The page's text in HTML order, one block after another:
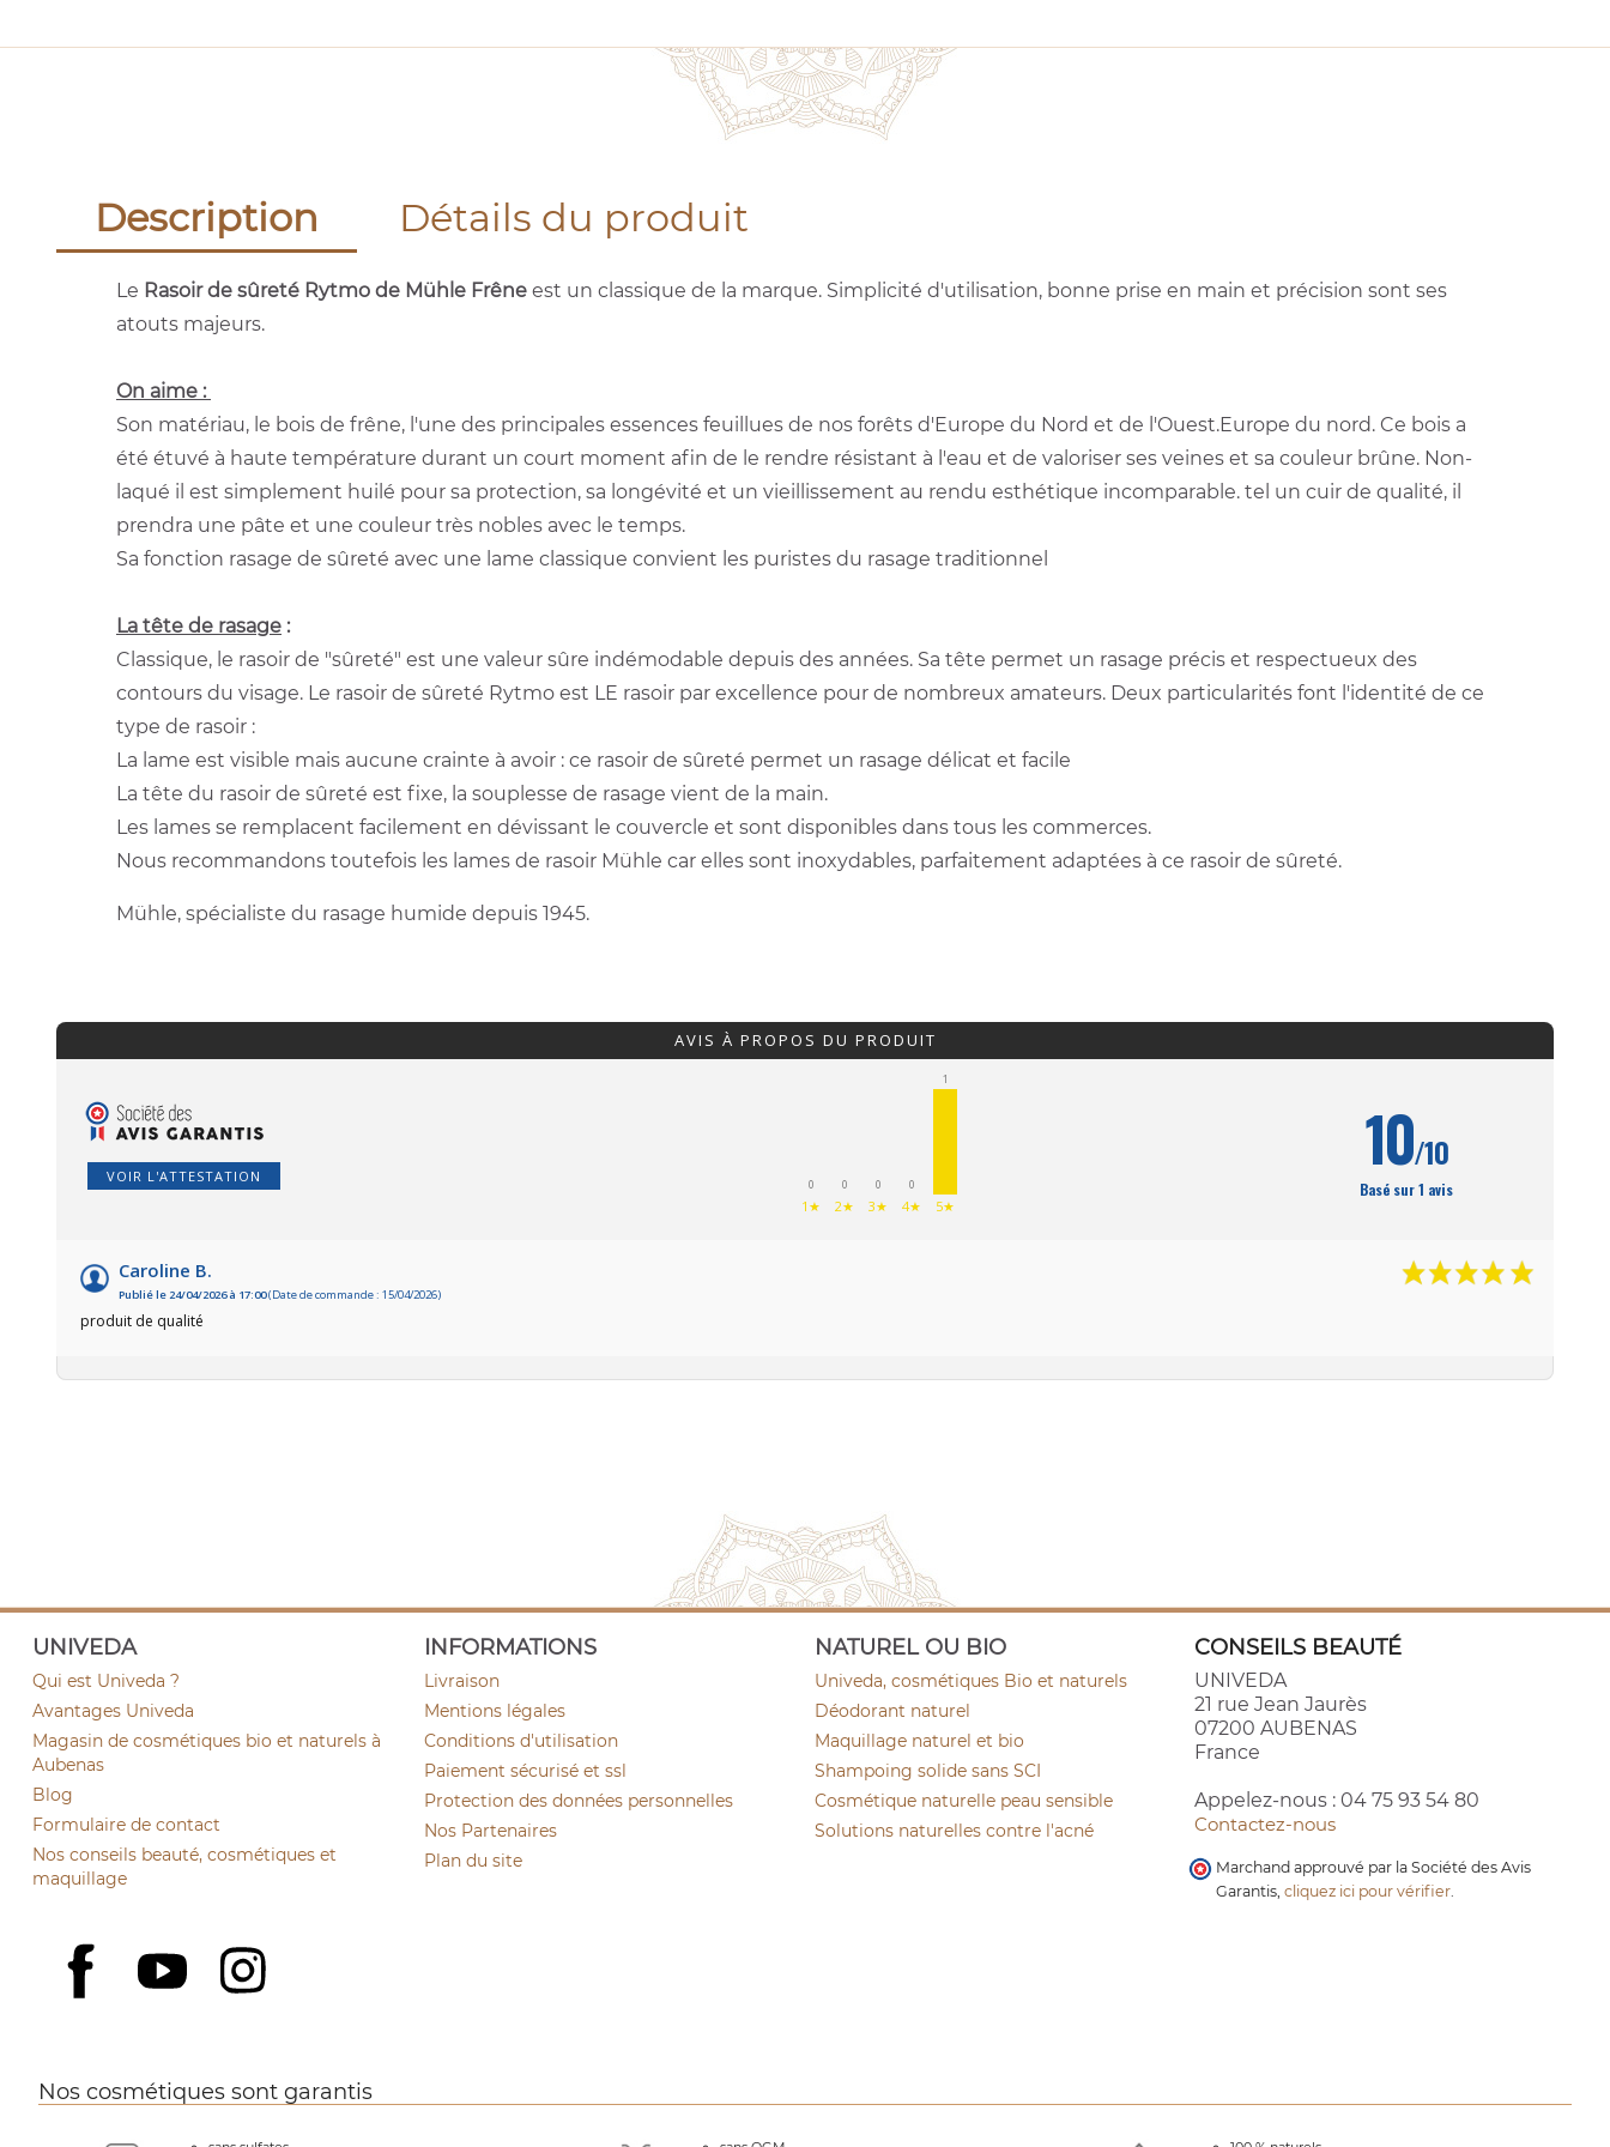
Description Détails du produit
Le Rasoir de sûreté Rytmo de Mühle Frêne est un classique de la marque. Simplicité d'utilisation, bonne prise en main et précision sont ses
atouts majeurs.
On aime :
Son matériau, le bois de frêne, l'une des principales essences feuillues de nos forêts d'Europe du Nord et de l'Ouest.Europe du nord. Ce bois a
été étuvé à haute température durant un court moment afin de le rendre résistant à l'eau et de valoriser ses veines et sa couleur brûne. Non-
laqué il est simplement huilé pour sa protection, sa longévité et un vieillissement au rendu esthétique incomparable. tel un cuir de qualité, il
prendra une pâte et une couleur très nobles avec le temps.
Sa fonction rasage de sûreté avec une lame classique convient les puristes du rasage traditionnel
La tête de rasage :
Classique, le rasoir de "sûreté" est une valeur sûre indémodable depuis des années. Sa tête permet un rasage précis et respectueux des
contours du visage. Le rasoir de sûreté Rytmo est LE rasoir par excellence pour de nombreux amateurs. Deux particularités font l'identité de ce
type de rasoir :
La lame est visible mais aucune crainte à avoir : ce rasoir de sûreté permet un rasage délicat et facile
La tête du rasoir de sûreté est fixe, la souplesse de rasage vient de la main.
Les lames se remplacent facilement en dévissant le couvercle et sont disponibles dans tous les commerces.
Nous recommandons toutefois les lames de rasoir Mühle car elles sont inoxydables, parfaitement adaptées à ce rasoir de sûreté.
Mühle, spécialiste du rasage humide depuis 1945.
AVIS À PROPOS DU PRODUIT
VOIR L'ATTESTATION 0
1★
0
2★
0
3★
0
4★
1
5★
10/10
Basé sur 1 avis
Caroline B.
Publié le 24/04/2026 à 17:00(Date de commande : 15/04/2026)
produit de qualité
UNIVEDA
Qui est Univeda ?
Avantages Univeda
Magasin de cosmétiques bio et naturels à
Aubenas
Blog
Formulaire de contact
Nos conseils beauté, cosmétiques et
maquillage
INFORMATIONS
Livraison
Mentions légales
Conditions d'utilisation
Paiement sécurisé et ssl
Protection des données personnelles
Nos Partenaires
Plan du site
NATUREL OU BIO
Univeda, cosmétiques Bio et naturels
Déodorant naturel
Maquillage naturel et bio
Shampoing solide sans SCI
Cosmétique naturelle peau sensible
Solutions naturelles contre l'acné
CONSEILS BEAUTÉ
UNIVEDA
21 rue Jean Jaurès
07200 AUBENAS
France
Appelez-nous : 04 75 93 54 80
Contactez-nous
Facebook
YouTube
Marchand approuvé par la Société des Avis
Garantis, cliquez ici pour vérifier.
Nos cosmétiques sont garantis